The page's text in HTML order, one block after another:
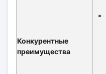
Конкурентные
преимущества